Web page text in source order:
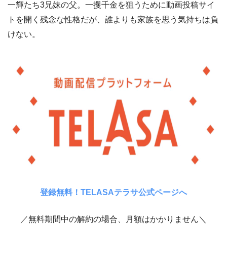
一輝たち3兄妹の父。一攫千金を狙うために動画投稿サイ
トを開く残念な性格だが、誰よりも家族を思う気持ちは負
けない。
登録無料！TELASAテラサ公式ページへ
／無料期間中の解約の場合、月額はかかりません＼